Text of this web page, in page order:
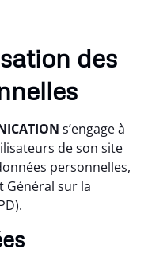
des
s’engage à
de son site
personnelles,
Général sur la